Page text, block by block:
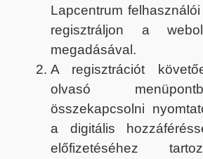
Lapcentrum
regisztráljon a
megadásával.
A regisztrációt
olvasó
összekapcsolni
a digitális
előfizetéséhez